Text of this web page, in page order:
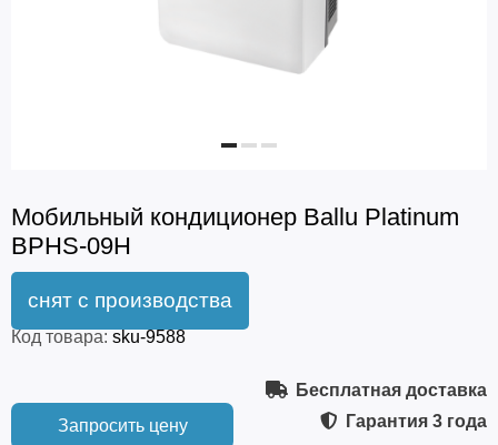
Мобильный кондиционер Ballu Platinum
BPHS-09H
Код товара: sku-9588
Запросить цену
Бесплатная доставка
Гарантия 3 года